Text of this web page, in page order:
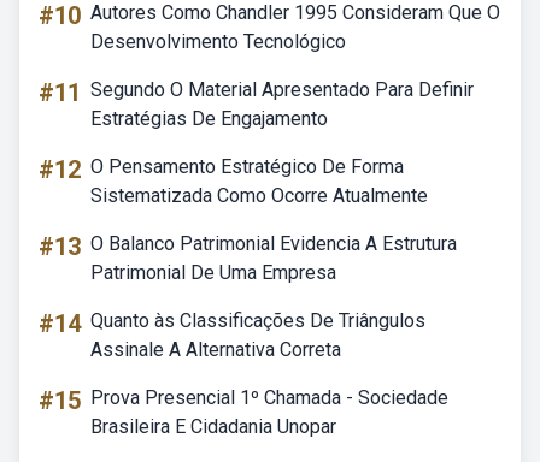
#10 Autores Como Chandler 1995 Consideram Que O
Desenvolvimento Tecnológico
#11 Segundo O Material Apresentado Para Definir
Estratégias De Engajamento
#12 O Pensamento Estratégico De Forma
Sistematizada Como Ocorre Atualmente
#13 O Balanco Patrimonial Evidencia A Estrutura
Patrimonial De Uma Empresa
#14 Quanto às Classificações De Triângulos
Assinale A Alternativa Correta
#15 Prova Presencial 1º Chamada - Sociedade
Brasileira E Cidadania Unopar